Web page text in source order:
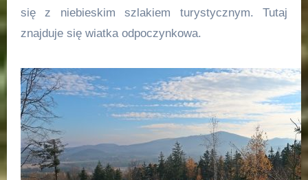
się z niebieskim szlakiem turystycznym. Tutaj
znajduje się wiatka odpoczynkowa.